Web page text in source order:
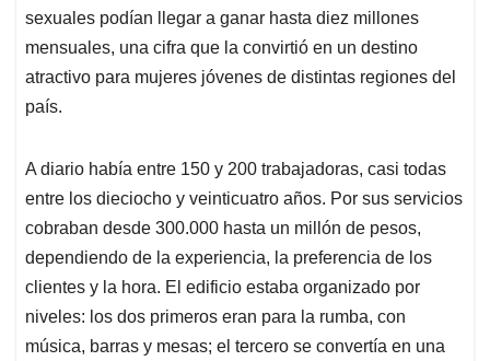
sexuales podían llegar a ganar hasta diez millones
mensuales, una cifra que la convirtió en un destino
atractivo para mujeres jóvenes de distintas regiones del
país.
A diario había entre 150 y 200 trabajadoras, casi todas
entre los dieciocho y veinticuatro años. Por sus servicios
cobraban desde 300.000 hasta un millón de pesos,
dependiendo de la experiencia, la preferencia de los
clientes y la hora. El edificio estaba organizado por
niveles: los dos primeros eran para la rumba, con
música, barras y mesas; el tercero se convertía en una